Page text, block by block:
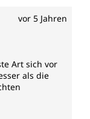
vor 5 Jahren
5 Sternen
Art sich vor
als die